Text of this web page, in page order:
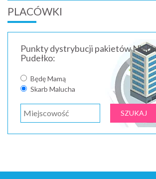
PLACÓWKI
Punkty dystrybucji pakietów
Pudełko:
Będę Mamą
Skarb Malucha